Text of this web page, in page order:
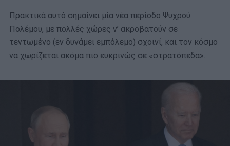
Πρακτικά αυτό σημαίνει μία νέα περίοδο Ψυχρού
Πολέμου, με πολλές χώρες ν’ ακροβατούν σε
τεντωμένο (εν δυνάμει εμπόλεμο) σχοινί, και τον κόσμο
να χωρίζεται ακόμα πιο ευκρινώς σε «στρατόπεδα».